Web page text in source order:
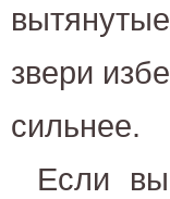
звери
сильнее.
Если